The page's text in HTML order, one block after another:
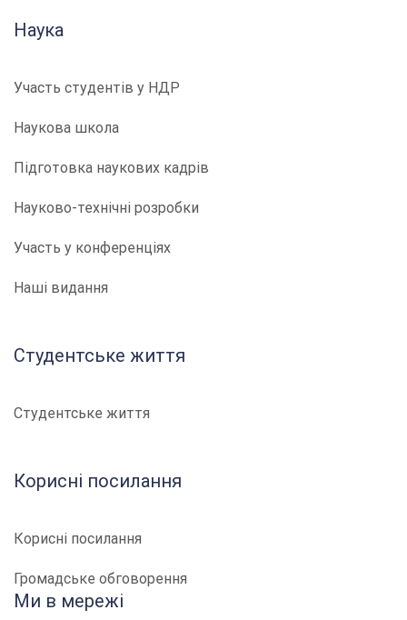
Наука
Участь студентів у НДР
Наукова школа
Підготовка наукових кадрів
Науково-технічні розробки
Участь у конференціях
Наші видання
Студентське життя
Студентське життя
Корисні посилання
Корисні посилання
Громадське обговорення
Ми в мережі